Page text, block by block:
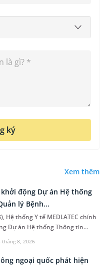
ký
Xem thêm
tháng 8, 2026
khởi động Dự án Hệ thống
lý Bệnh...
Hệ thống Y tế MEDLATEC chính
Dự án Hệ thống Thông tin
viện (HIS - Hospital Information
mới. Dự á...
ngoại quốc phát hiện